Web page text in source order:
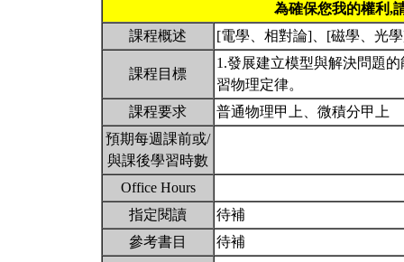
為確保您我的權利,
課程概述
[電學、相對論]、[磁學、光
課程目標
1.發展建立模型與解決問題
習物理定律。
課程要求
普通物理甲上、微積分甲上
預期每週課前或/
與課後學習時數
Office Hours
指定閱讀
待補
參考書目
待補